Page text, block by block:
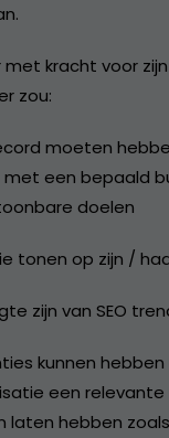
met kracht voor
zou:
moeten
met een bepaald
doelen
tonen op zijn /
zijn van SEO
kunnen
een
laten hebben